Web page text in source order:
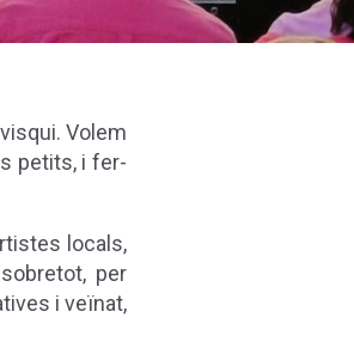
Volem
petits, i fer-
locals,
per
i veïnat,